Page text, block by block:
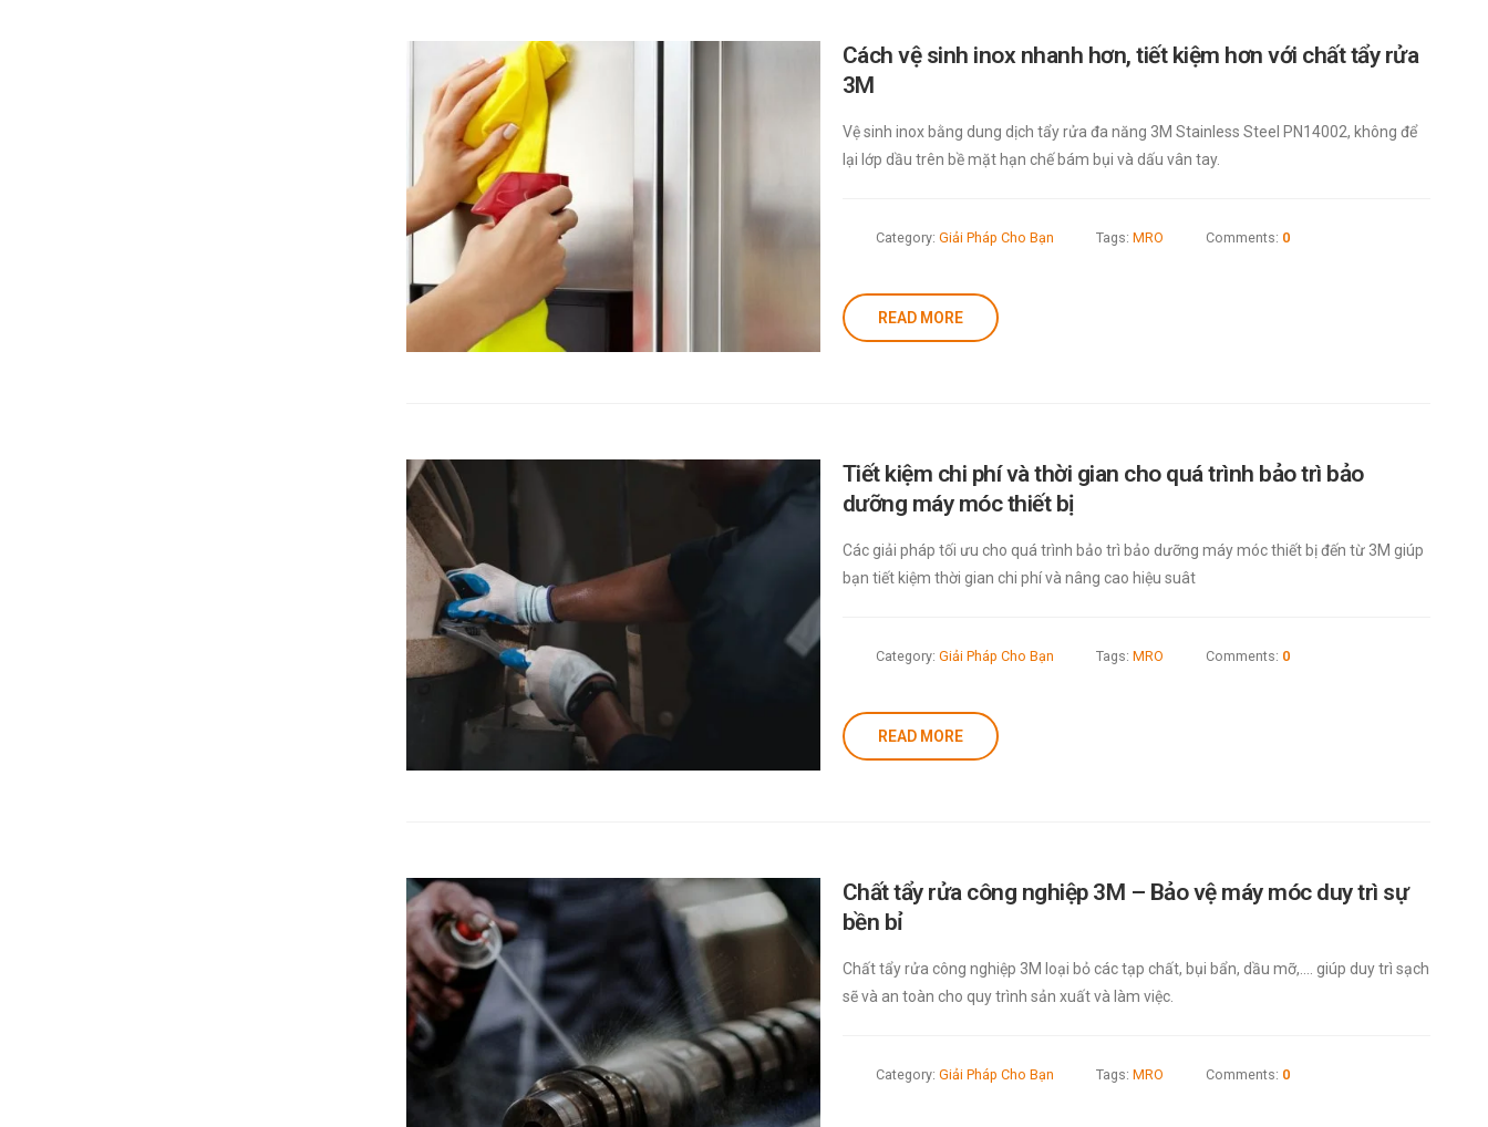
Cách vệ sinh inox nhanh hơn, tiết kiệm hơn với chất tẩy rửa
3M
Vệ sinh inox bằng dung dịch tẩy rửa đa năng 3M Stainless Steel PN14002, không để
lại lớp dầu trên bề mặt hạn chế bám bụi và dấu vân tay.
Category: Giải Pháp Cho Bạn Tags: MRO Comments: 0
READ MORE
Tiết kiệm chi phí và thời gian cho quá trình bảo trì bảo
dưỡng máy móc thiết bị
Các giải pháp tối ưu cho quá trình bảo trì bảo dưỡng máy móc thiết bị đến từ 3M giúp
bạn tiết kiệm thời gian chi phí và nâng cao hiệu suât
Category: Giải Pháp Cho Bạn Tags: MRO Comments: 0
READ MORE
Chất tẩy rửa công nghiệp 3M – Bảo vệ máy móc duy trì sự
bền bỉ
Chất tẩy rửa công nghiệp 3M loại bỏ các tạp chất, bụi bẩn, dầu mỡ,.... giúp duy trì sạch
sẽ và an toàn cho quy trình sản xuất và làm việc.
Category: Giải Pháp Cho Bạn Tags: MRO Comments: 0